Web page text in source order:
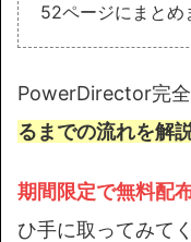
52ページにまとめ
PowerDirector完
るまでの流れを解
期間限定で無料配
ひ手に取ってみて